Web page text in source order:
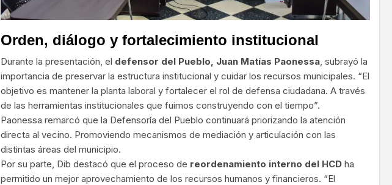
Orden, diálogo y fortalecimiento institucional
Durante la presentación, el defensor del Pueblo, Juan Matías Paonessa, subrayó la
importancia de preservar la estructura institucional y cuidar los recursos municipales. “El
objetivo es mantener la planta laboral y fortalecer el rol de defensa ciudadana. A través
de las herramientas institucionales que fuimos construyendo con el tiempo”.
Paonessa remarcó que la Defensoría del Pueblo continuará priorizando la atención
directa al vecino. Promoviendo mecanismos de mediación y articulación con las
distintas áreas del municipio.
Por su parte, Dib destacó que el proceso de reordenamiento interno del HCD ha
permitido un mejor aprovechamiento de los recursos humanos y financieros. “El